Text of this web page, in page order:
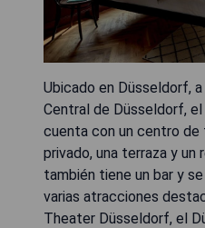
Ubicado en Düsseldorf,
Central de Düsseldorf,
cuenta con un centro
privado, una terraza y un
también tiene un bar y
varias atracciones
Theater Düsseldorf, el